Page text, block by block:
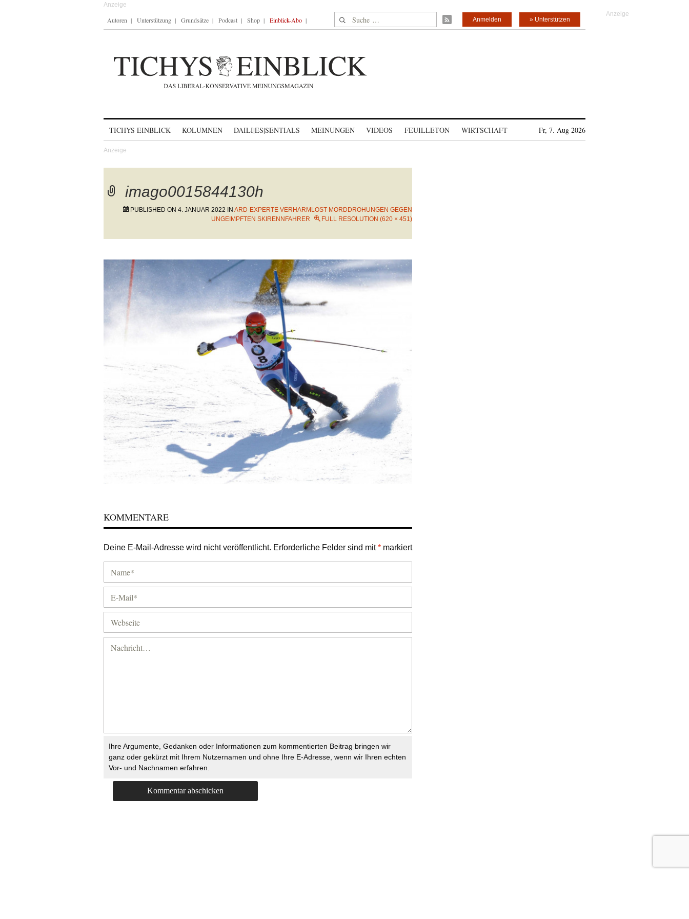
Autoren Unterstützung Grundsätze Podcast Shop Einblick-Abo Suche nach: » Unterstützen
Anmelden
TICHYS EINBLICK KOLUMNEN DAILI|ES|SENTIALS MEINUNGEN VIDEOS FEUILLETON WIRTSCHAFT Fr, 7. Aug 2026
imago0015844130h
PUBLISHED ON 4. JANUAR 2022 IN ARD-EXPERTE VERHARMLOST MORDDROHUNGEN GEGEN
UNGEIMPFTEN SKIRENNFAHRER
FULL RESOLUTION (620 × 451)
KOMMENTARE
Deine E-Mail-Adresse wird nicht veröffentlicht. Erforderliche Felder sind mit* markiert
Ihre Argumente, Gedanken oder Informationen zum kommentierten Beitrag bringen wir
ganz oder gekürzt mit Ihrem Nutzernamen und ohne Ihre E-Adresse, wenn wir Ihren echten
Vor- und Nachnamen erfahren.